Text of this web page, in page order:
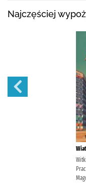
Najczęściej